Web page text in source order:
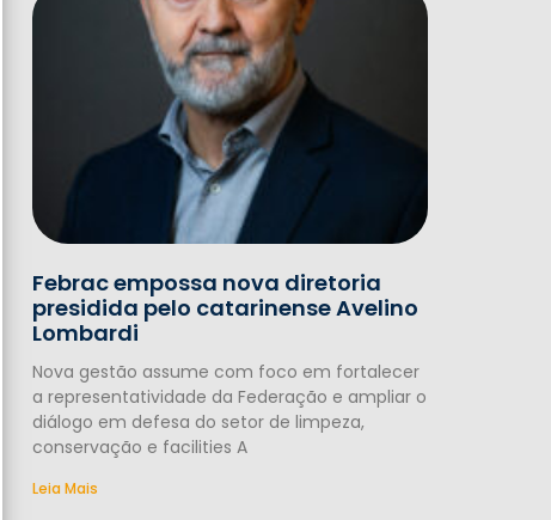
Febrac empossa nova diretoria
presidida pelo catarinense Avelino
Lombardi
Nova gestão assume com foco em fortalecer
a representatividade da Federação e ampliar o
diálogo em defesa do setor de limpeza,
conservação e facilities A
Leia Mais